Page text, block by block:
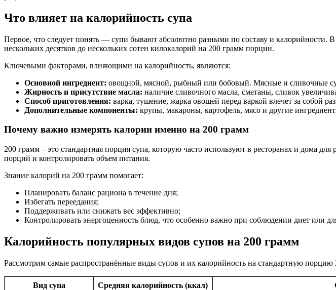
Что влияет на калорийность супа
Первое, что следует понять — супи бывают абсолютно разными по составу и калорийности.
нескольких десятков до нескольких сотен килокалорий на 200 грамм порции.
Ключевыми факторами, влияющими на калорийность, являются:
Основной ингредиент: овощной, мясной, рыбный или бобовый. Мясные и сливочные
Жирность и присутствие масла: наличие сливочного масла, сметаны, сливок
Способ приготовления: варка, тушение, жарка овощей перед варкой влечет за собой
Дополнительные компоненты: крупы, макароны, картофель, мясо и другие
Почему важно измерять калории именно на 200 грамм
200 грамм – это стандартная порция супа, которую часто используют в ресторанах и дома
порций и контролировать объем питания.
Знание калорий на 200 грамм помогает:
Планировать баланс рациона в течение дня;
Избегать переедания;
Поддерживать или снижать вес эффективно;
Контролировать энергоценность блюд, что особенно важно при соблюдении диет или
Калорийность популярных видов супов на 200 грамм
Рассмотрим самые распространённые виды супов и их калорийность на стандартную
Вид супа Средняя калорийность (ккал)